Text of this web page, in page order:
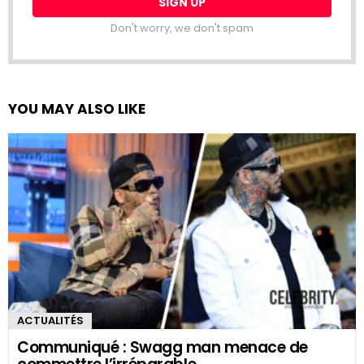
Don't worry, we don't spam
YOU MAY ALSO LIKE
ACTUALITÉS
Communiqué : Swagg man menace de